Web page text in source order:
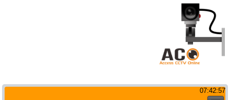
07:42:57